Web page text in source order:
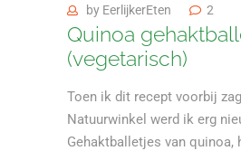
by EerlijkerEten 2
Quinoa
(vegetarisch)
Toen ik dit recept voorbij
Natuurwinkel werd ik erg
Gehaktballetjes van quinoa,